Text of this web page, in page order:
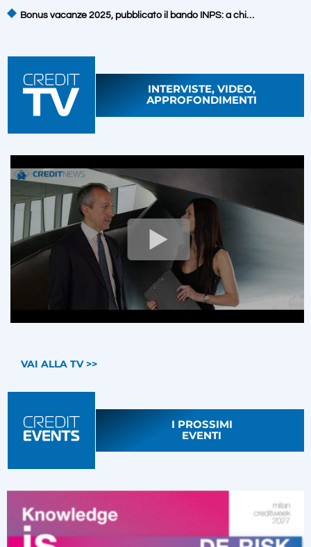
Bonus vacanze 2025, pubblicato il bando INPS: a chi…
INTERVISTE, VIDEO,
APPROFONDIMENTI
VAI ALLA TV >>
I PROSSIMI
EVENTI